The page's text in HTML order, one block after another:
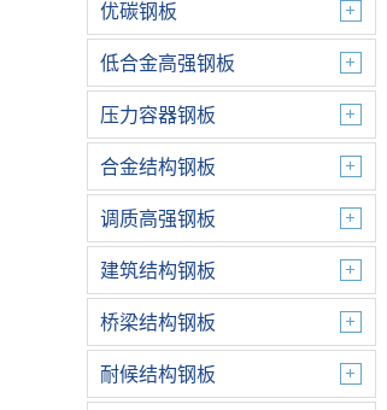
优碳钢板
低合金高强钢板
压力容器钢板
合金结构钢板
调质高强钢板
建筑结构钢板
桥梁结构钢板
耐候结构钢板